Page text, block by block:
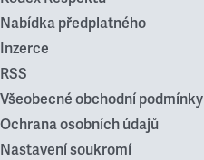
Nabídka předplatného
Inzerce
RSS
Všeobecné obchodní podmínky
Ochrana osobních údajů
Nastavení soukromí